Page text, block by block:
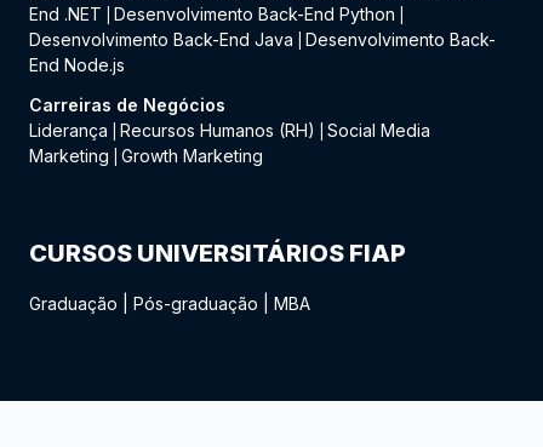
End .NET
Desenvolvimento Back-End Python
Desenvolvimento Back-End Java
Desenvolvimento Back-
End Node.js
Carreiras de Negócios
Liderança
Recursos Humanos (RH)
Social Media
Marketing
Growth Marketing
CURSOS UNIVERSITÁRIOS FIAP
Graduação Pós-graduação MBA